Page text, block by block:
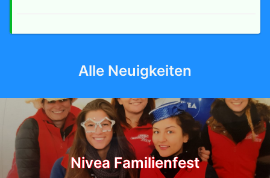
Alle Neuigkeiten
Nivea Familienfest